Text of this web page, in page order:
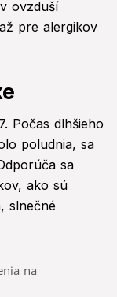
ovzduší
pre alergikov
Počas dlhšieho
poludnia, sa
sa
ako sú
slnečné
na